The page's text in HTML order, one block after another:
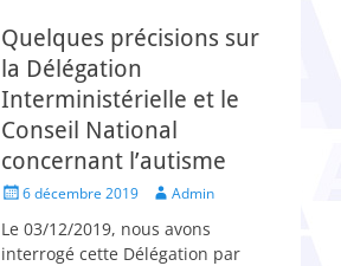
Quelques précisions sur
la Délégation
Interministérielle et le
Conseil National
concernant l’autisme
Posted6 décembre 2019 Author
Admin
Le 03/12/2019, nous avons
interrogé cette Délégation par